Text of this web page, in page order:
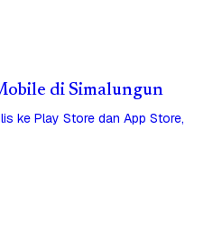
di Simalungun
ke Play Store dan App Store,